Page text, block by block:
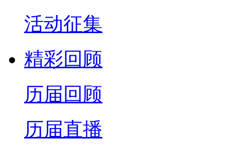
活动征集
精彩回顾
历届回顾
历届直播